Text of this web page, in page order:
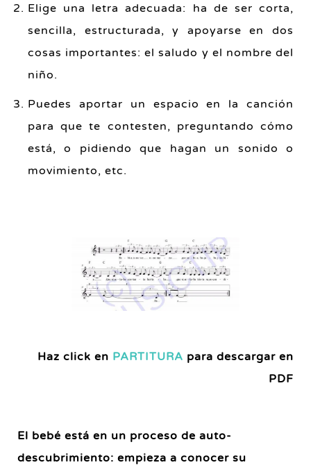
Elige una letra adecuada: ha de ser corta,
sencilla, estructurada, y apoyarse en dos
cosas importantes: el saludo y el nombre del
niño.
Puedes aportar un espacio en la canción
para que te contesten, preguntando cómo
está, o pidiendo que hagan un sonido o
movimiento, etc.
Haz click en PARTITURA para descargar en
PDF
El bebé está en un proceso de auto-
descubrimiento: empieza a conocer su